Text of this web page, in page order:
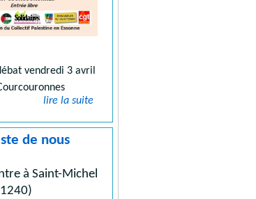
vendredi 3 avril
lire la suite
de nous
à Saint-Michel